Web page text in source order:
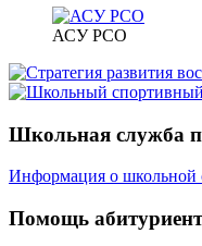
АСУ РСО
Школьная служба
Информация о школьной
Помощь